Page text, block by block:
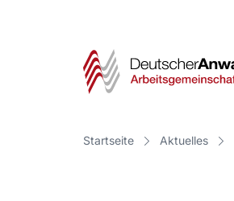
Startseite Aktuelles